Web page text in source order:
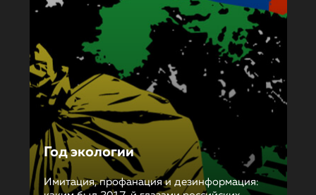
Год экологии
Имитация, профанация и дезинформация: